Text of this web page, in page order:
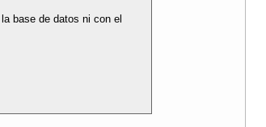
base de datos ni con el